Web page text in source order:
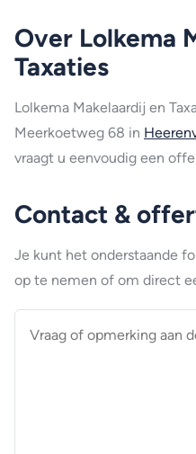
Over Lolkema
Taxaties
Lolkema Makelaardij en
Meerkoetweg 68 in
vraagt u eenvoudig een
Contact &
Je kunt het onderstaande
op te nemen of om direct